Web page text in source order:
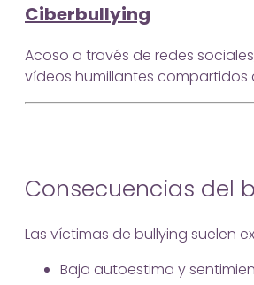
Ciberbullying
Acoso a través de redes
vídeos humillantes compartidos
Consecuencias del
Las víctimas de bullying suelen
Baja autoestima y